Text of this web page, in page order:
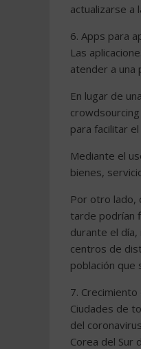
actualizarse a
6. Apps para
Las
atender a una
En lugar de
para facilitar
Mediante el
bienes,
Por otro lado,
tarde podrían
durante el
centros de
población
7.
Ciudades de
del
Corea del Sur